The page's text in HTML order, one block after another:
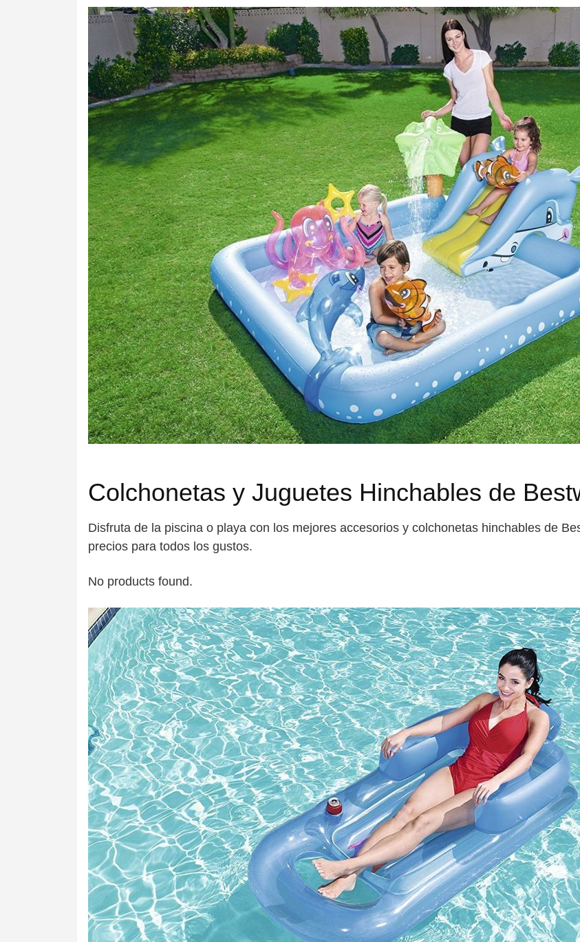
Colchonetas y Juguetes Hinchables de
Disfruta de la piscina o playa con los mejores accesorios y colchonetas hinchables de
precios para todos los gustos.
No products found.